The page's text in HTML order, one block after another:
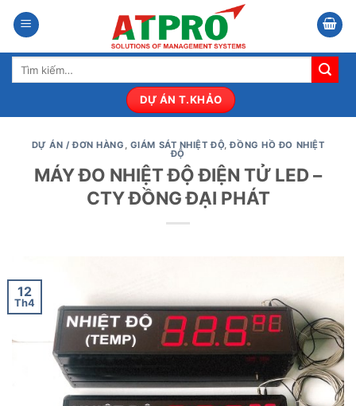
qua
nội
dung
Tìm
DỰ ÁN T.KHẢO
DỰ ÁN / ĐƠN HÀNG , GIÁM SÁT NHIỆT ĐỘ,ĐỒNG HỒ ĐO NHIỆT
ĐỘ
MÁY ĐO NHIỆT ĐỘ ĐIỆN TỬ LED –
CTY ĐỒNG ĐẠI PHÁT
12
Th4